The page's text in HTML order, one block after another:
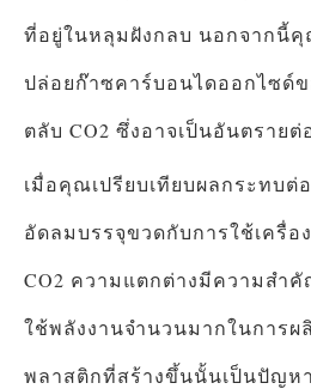
ที่อยู่ในหลุมฝังกลบ นอกจากนี้
ปล่อยก๊าซคาร์บอนไดออกไซด์
ตลับ CO2 ซึ่งอาจเป็นอันตรายต่
เมื่อคุณเปรียบเทียบผลกระทบต่
อัดลมบรรจุขวดกับการใช้เครื่
CO2 ความแตกต่างมีความสำ
ใช้พลังงานจำนวนมากในการผ
พลาสติกที่สร้างขึ้นนั้นเป็นปัญห